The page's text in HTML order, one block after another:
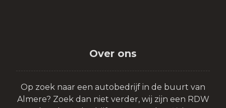
Over ons
Op zoek naar een autobedrijf in de buurt van
Almere? Zoek dan niet verder, wij zijn een RDW